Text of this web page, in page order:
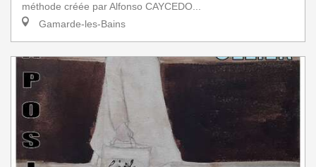
méthode créée par Alfonso CAYCEDO...
Gamarde-les-Bains